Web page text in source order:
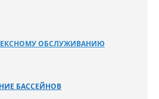
ОБСЛУЖИВАНИЮ
БАССЕЙНОВ